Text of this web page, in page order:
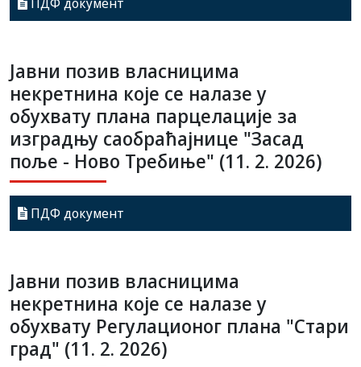
Јавни позив власницима
некретнина које се налазе у
обухвату плана парцелације за
изградњу саобраћајнице "Засад
поље - Ново Требиње" (11. 2. 2026)
ПДФ документ
Јавни позив власницима
некретнина које се налазе у
обухвату Регулационог плана "Стари
град" (11. 2. 2026)